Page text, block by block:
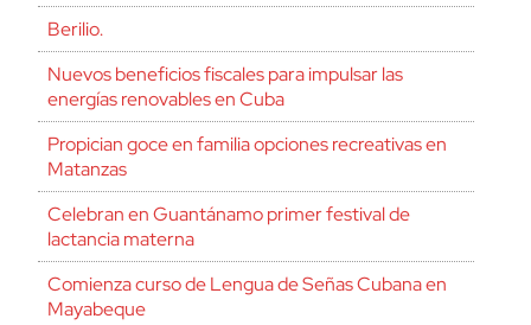
Berilio.
Nuevos beneficios fiscales para impulsar las
energías renovables en Cuba
Propician goce en familia opciones recreativas en
Matanzas
Celebran en Guantánamo primer festival de
lactancia materna
Comienza curso de Lengua de Señas Cubana en
Mayabeque